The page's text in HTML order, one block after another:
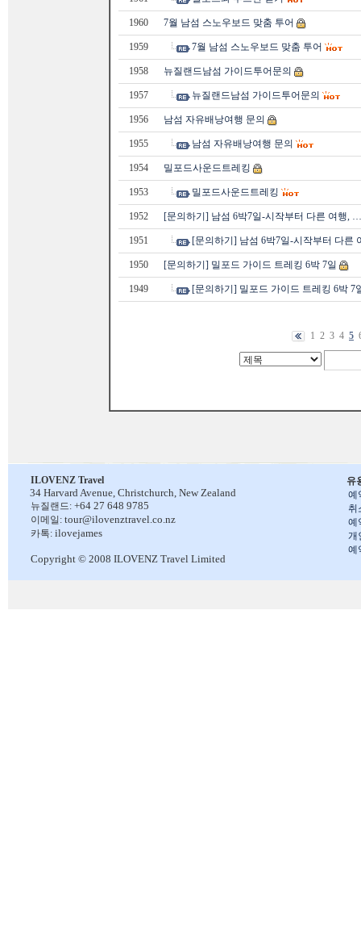
1960 7월 남섬 스노우보드 맞춤 투어
1959 7월 남섬 스노우보드 맞춤 투어
1958 뉴질랜드남섬 가이드투어문의
1957 뉴질랜드남섬 가이드투어문의
1956 남섬 자유배낭여행 문의
1955 남섬 자유배낭여행 문의
1954 밀포드사운드트레킹
1953 밀포드사운드트레킹
1952 [문의하기] 남섬 6박7일-시작부터 다른 여행, …
1951 [문의하기] 남섬 6박7일-시작부터 다른
1950 [문의하기] 밀포드 가이드 트레킹 6박 7일
1949 [문의하기] 밀포드 가이드 트레킹 6박 7
1 2 3 4 5
유
예
취
예
개
예
ILOVENZ Travel
34 Harvard Avenue, Christchurch, New Zealand
뉴질랜드: +64 27 648 9785
이메일: tour@ilovenztravel.co.nz
카톡: ilovejames
Copyright © 2008 ILOVENZ Travel Limited